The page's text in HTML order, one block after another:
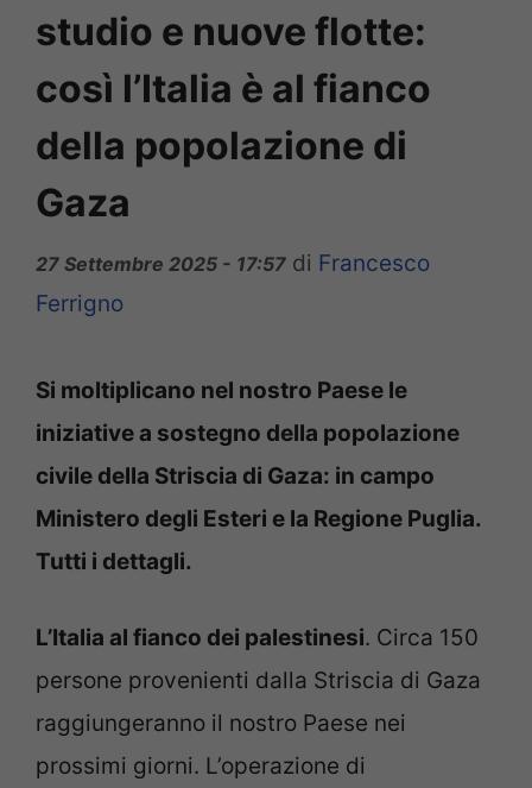
studio e nuove flotte:
così l’Italia è al fianco
della popolazione di
Gaza
27 Settembre 2025 - 17:57 di Francesco
Ferrigno
Si moltiplicano nel nostro Paese le
iniziative a sostegno della popolazione
civile della Striscia di Gaza: in campo
Ministero degli Esteri e la Regione Puglia.
Tutti i dettagli.
L’Italia al fianco dei palestinesi. Circa 150
persone provenienti dalla Striscia di Gaza
raggiungeranno il nostro Paese nei
prossimi giorni. L’operazione di